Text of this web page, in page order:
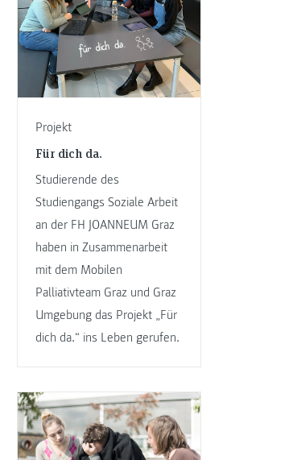
Projekt
Für dich da.
Studierende des
Studiengangs Soziale Arbeit
an der FH JOANNEUM Graz
haben in Zusammenarbeit
mit dem Mobilen
Palliativteam Graz und Graz
Umgebung das Projekt „Für
dich da.“ ins Leben gerufen.